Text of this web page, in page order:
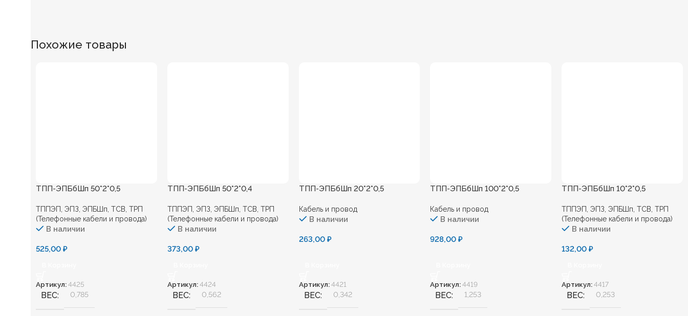
Похожие товары
ТПП-ЭПБбШп 50*2*0,5
ТППЭП, ЭПЗ, ЭПБШп, ТСВ, ТРП
(Телефонные кабели и провода)
В наличии
525,00 ₽
Артикул:4425
ВЕС 0,785
ТПП-ЭПБбШп 50*2*0,4
ТППЭП, ЭПЗ, ЭПБШп, ТСВ, ТРП
(Телефонные кабели и провода)
В наличии
373,00 ₽
Артикул:4424
ВЕС 0,562
ТПП-ЭПБбШп 20*2*0,5
Кабель и провод
В наличии
263,00 ₽
Артикул:4421
ВЕС 0,342
ТПП-ЭПБбШп 100*2*0,5
Кабель и провод
В наличии
928,00₽
Артикул:4419
ВЕС 1,253
ТПП-ЭПБбШп 10*2*0,5
ТППЭП, ЭПЗ, ЭПБШп, ТСВ, ТРП
(Телефонные кабели и провода)
В наличии
132,00₽
Артикул:4417
ВЕС 0,253